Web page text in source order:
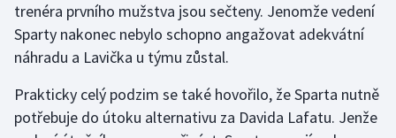
trenéra prvního mužstva jsou sečteny. Jenomže vedení
Sparty nakonec nebylo schopno angažovat adekvátní
náhradu a Lavička u týmu zůstal.
Prakticky celý podzim se také hovořilo, že Sparta nutně
potřebuje do útoku alternativu za Davida Lafatu. Jenže